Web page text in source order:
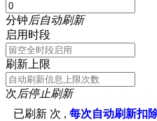
分钟后自动刷新
启用时段
刷新上限
次后停止刷新
已刷新 次 ,每次自动刷新扣